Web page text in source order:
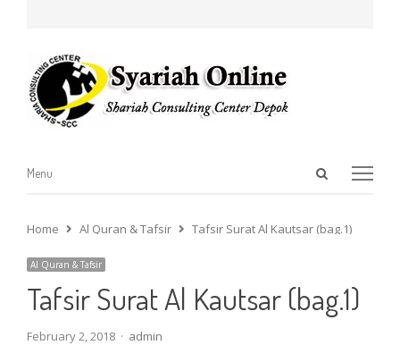
Open
Menu
Menu
Home Al Quran & Tafsir Tafsir Surat Al Kautsar (bag.1)
Al Quran & Tafsir
Tafsir Surat Al Kautsar (bag.1)
February 2, 2018 Author
admin